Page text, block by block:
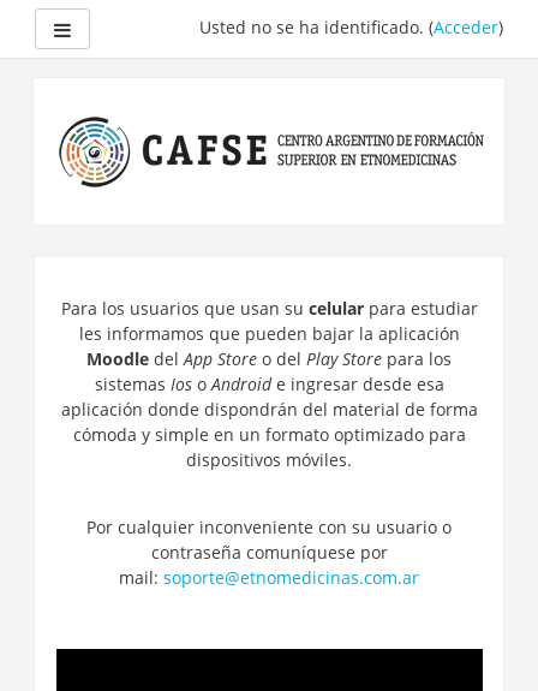
contenido
principal
Usted no se ha identificado. (Acceder)
Para los usuarios que usan su celular para estudiar
les informamos que pueden bajar la aplicación
Moodle delApp Store o del Play Store para los
sistemas Ios oAndroide ingresar desde esa
aplicación donde dispondrán del material de forma
cómoda y simple en un formato optimizado para
dispositivos móviles.
Por cualquier inconveniente con su usuario o
contraseña comuníquese por
mail: soporte@etnomedicinas.com.ar